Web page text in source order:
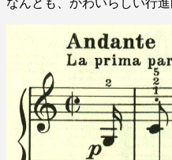
なんとも、かわいらしい行進